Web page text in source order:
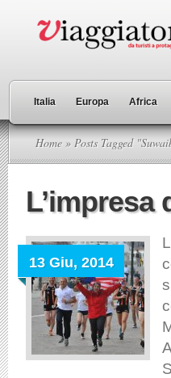
Italia Europa Africa
Home » Posts Tagged
L’impresa
13 Giu, 2014